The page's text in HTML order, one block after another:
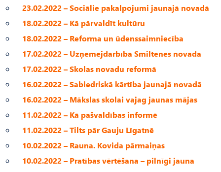
23.02.2022 – Sociālie pakalpojumi jaunajā novadā
18.02.2022 – Kā pārvaldīt kultūru
18.02.2022 – Reforma un ūdenssaimniecība
17.02.2022 – Uzņēmējdarbība Smiltenes novadā
17.02.2022 – Skolas novadu reformā
16.02.2022 – Sabiedriskā kārtība jaunajā novadā
16.02.2022 – Mākslas skolai vajag jaunas mājas
11.02.2022 – Kā pašvaldības informē
11.02.2022 – Tilts pār Gauju Līgatnē
10.02.2022 – Rauna. Kovida pārmaiņas
10.02.2022 – Pratības vērtēšana – pilnīgi jauna